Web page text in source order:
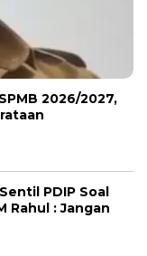
2026/2027,
PDIP Soal
Rahul : Jangan